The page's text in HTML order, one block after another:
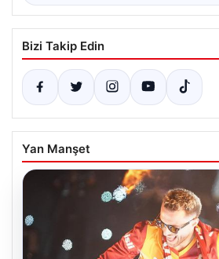
Bizi Takip Edin
Yan Manşet